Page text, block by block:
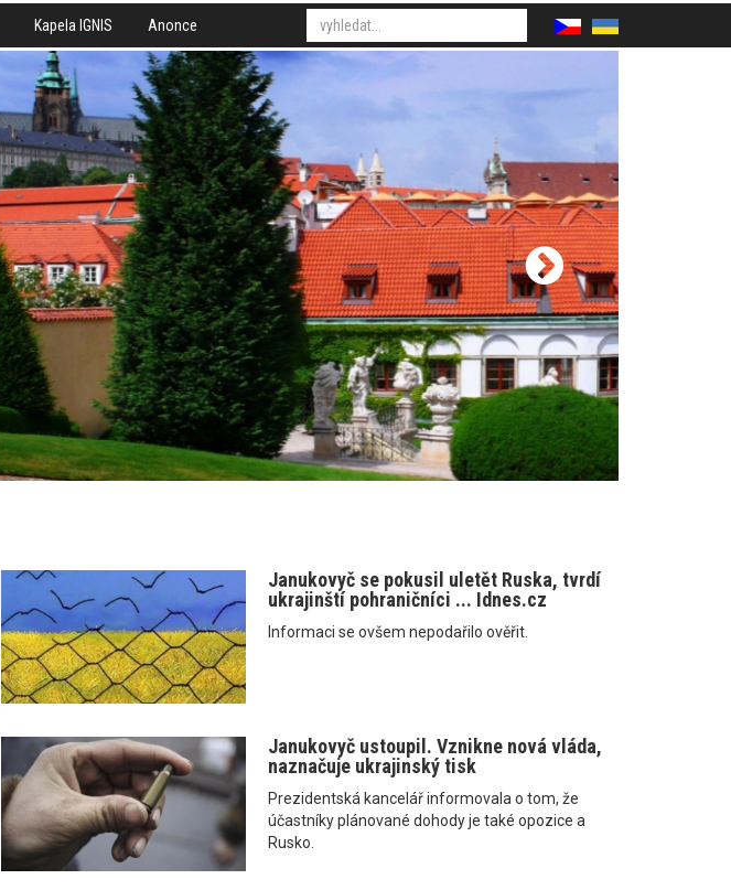
Kapela IGNIS Anonce
Janukovyč se pokusil uletět Ruska, tvrdí
ukrajinští pohraničníci ... Idnes.cz
Informaci se ovšem nepodařilo ověřit.
Janukovyč ustoupil. Vznikne nová vláda,
naznačuje ukrajinský tisk
Prezidentská kancelář informovala o tom, že
účastníky plánované dohody je také opozice a
Rusko.